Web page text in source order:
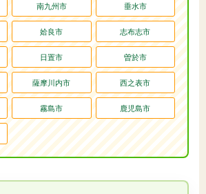
南九州市 垂水市
姶良市 志布志市
日置市 曽於市
薩摩川内市 西之表市
霧島市 鹿児島市